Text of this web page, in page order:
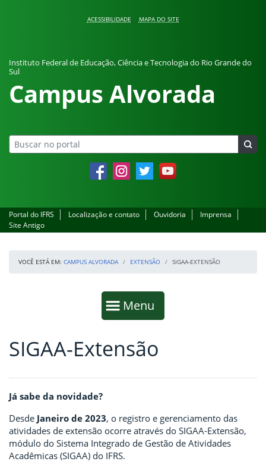
ACESSIBILIDADE MAPA DO SITE
Instituto Federal de Educação, Ciência e Tecnologia do Rio Grande do
Sul
Campus Alvorada
FacebookInstagramTwitter YouTube
Portal do IFRS Localização e contato Ouvidoria
Imprensa
Site Antigo
VOCÊ ESTÁ EM: CAMPUS ALVORADA EXTENSÃO SIGAA-EXTENSÃO
Mostrar
Menu
Fim da navegação
Início do conteúdo
SIGAA-Extensão
Já sabe da novidade?
Desde Janeiro de 2023, o registro e gerenciamento das
atividades de extensão ocorre através do SIGAA-Extensão,
módulo do Sistema Integrado de Gestão de Atividades
Acadêmicas (SIGAA) do IFRS.